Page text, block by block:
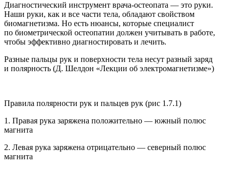
Диагностический инструмент врача-остеопата — это руки.
Наши руки, как и все части тела, обладают свойством
биомагнетизма. Но есть нюансы, которые специалист
по биометрической остеопатии должен учитывать в работе,
чтобы эффективно диагностировать и лечить.
Разные пальцы рук и поверхности тела несут разный заряд
и полярность (Д. Шелдон «Лекции об электромагнетизме»)
Правила полярности рук и пальцев рук (рис 1.7.1)
1. Правая рука заряжена положительно — южный полюс
магнита
2. Левая рука заряжена отрицательно — северный полюс
магнита